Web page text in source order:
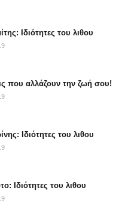
Ιδιότητες του λιθου
που αλλάζουν την ζωή σου!
Ιδιότητες του λιθου
Ιδιότητες του λιθου